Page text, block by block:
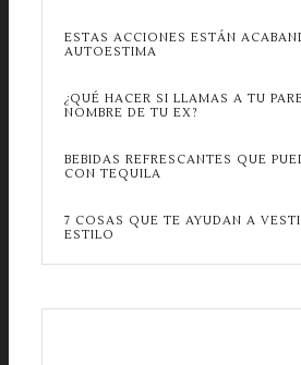
ESTAS ACCIONES ESTÁN
AUTOESTIMA
¿QUÉ HACER SI LLAMAS A TU
NOMBRE DE TU EX?
BEBIDAS REFRESCANTES QUE
CON TEQUILA
7 COSAS QUE TE AYUDAN A
ESTILO